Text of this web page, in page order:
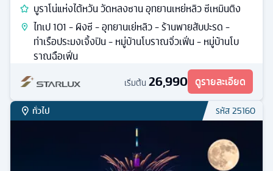
บูราโน่แห่งไต้หวัน วัดหลงซาน อุทยานเหย่หลิว ซีเหมินติง
ไทเป 101 - ผิงซี - อุทยานเย่หลิว - ร้านพายสับปะรด -
ท่าเรือประมงเจิ้งปิน - หมู่บ้านโบราณจิ่วเฟิ่น - หมู่บ้านโบ
ราณฉือเฟิ่น
เริ่มต้น 26,990 ดูรายละเอียด
ทั่วไป รหัส25160